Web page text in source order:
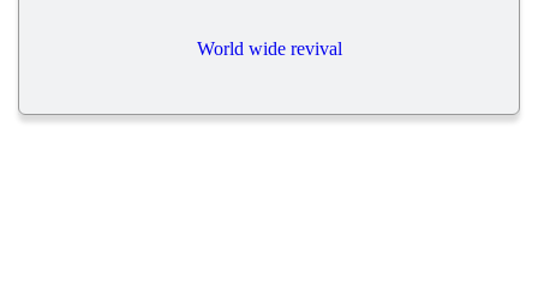
World wide revival